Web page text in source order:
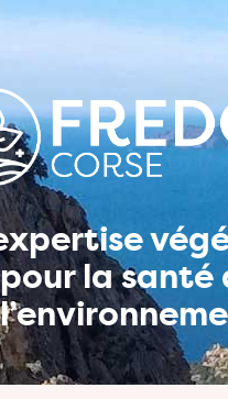
pour la santé